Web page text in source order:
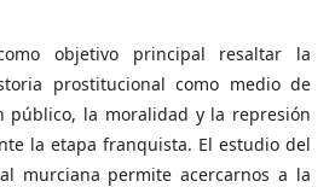
objetivo principal resaltar la
prostitucional como medio de
público, la moralidad y la represión
la etapa franquista. El estudio del
murciana permite acercarnos a la